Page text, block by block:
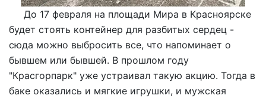
До 17 февраля на площади Мира в Красноярске
будет стоять контейнер для разбитых сердец -
сюда можно выбросить все, что напоминает о
бывшем или бывшей. В прошлом году
"Красгорпарк" уже устраивал такую акцию. Тогда в
баке оказались и мягкие игрушки, и мужская